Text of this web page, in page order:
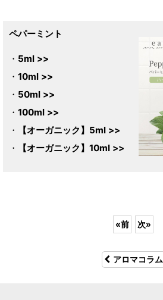
ペパーミント
・ 5ml >>
・ 10ml >>
・ 50ml >>
・ 100ml >>
・
【オーガニック】5ml >>
・
【オーガニック】10ml >>
«前 次»
アロマコラム